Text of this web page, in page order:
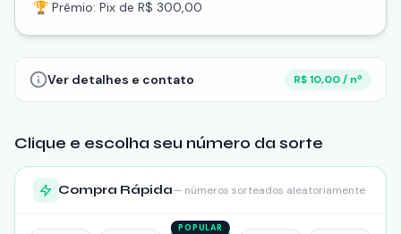
🏆 Prêmio: Pix de R$ 300,00
Ver detalhes e contato R$ 10,00 / nº
Clique e escolha seu número da sorte
Compra Rápida— números sorteados aleatoriamente
POPULAR